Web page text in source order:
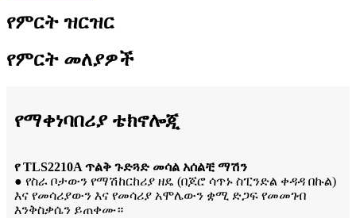
የምርት ዝርዝር
የምርት መለያዎች
የማቀነባበሪያ ቴክኖሎጂ
የ TLS2210A ጥልቅ ጉድጓድ መሳል አሰልቺ ማሽን
● የስራ ቦታውን የማሽከርከሪያ ዘዴ (በጆሮ ሳጥኑ ስፒንድል ቀዳዳ በኩል)
እና የመሳሪያውን እና የመሳሪያ አሞሌውን ቋሚ ድጋፍ የመመገብ
እንቅስቃሴን ይጠቀሙ።